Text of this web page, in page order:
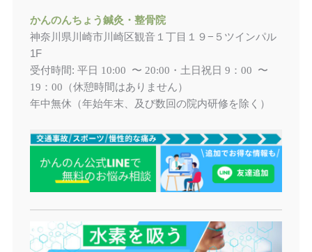
かんのんちょう鍼灸・整骨院
神奈川県川崎市川崎区観音１丁目１９−５ツインパル
1F
受付時間: 平日 10:00 〜 20:00・ 土日祝日 9：00 〜
19：00 （休憩時間はありません）
年中無休（年始年末、及び数回の院内研修を除く）